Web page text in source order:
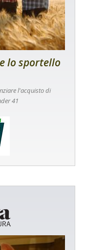
lo sportello
l'acquisto di
41